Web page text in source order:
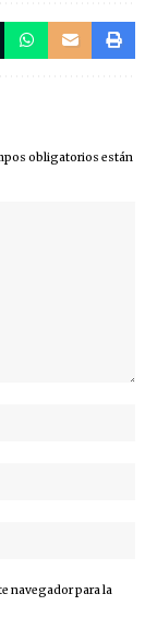
obligatorios están
navegador para la